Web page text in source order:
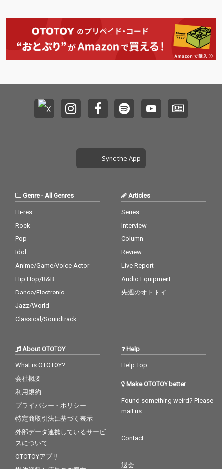
を完遂させ、集大成と
して、2013年7月に自
身による撮り下ろし写
真集付きの全曲入りツ
初めにはバンドツアー
を行い、5月より渋谷
チェルシーホテルで行
府県生声弾語りツアー
を完遂させ、集大成と
して、2013年7月に自
身による撮り下ろし写
真集付きの全曲入りツ
初めにはバンドツアー
を行い、5月より渋谷
チェルシーホテルで行
を発表を行っている。
てから3回目となるライ
Sync the App
Genre- All Genres
Hi-res
Rock
Pop
Idol
Anime/Game/Voice Actor
Hip Hop/R&B
Dance/Electronic
Jazz/World
Classical/Soundtrack
Articles
Series
Interview
Column
Review
Live Report
Audio Equipment
先週のオトトイ
About OTOTOY
What is OTOTOY?
会社概要
利用規約
プライバシー・ポリシー
特定商取引法に基づく表示
外部データ連携しているサービ
スについて
OTOTOYアプリ
Help
Help Top
Make OTOTOY better
Found something weird? Please
mail us
Contact
退会